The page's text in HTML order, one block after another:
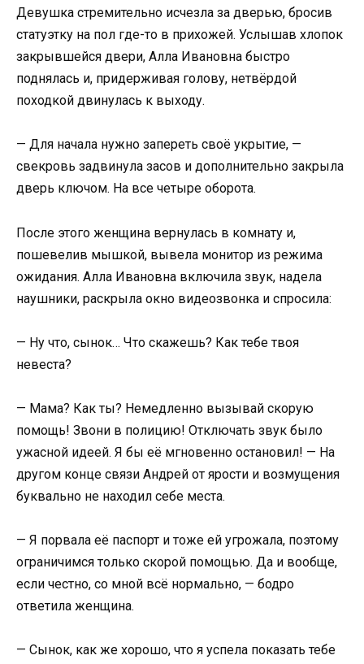
Девушка стремительно исчезла за дверью, бросив
статуэтку на пол где-то в прихожей. Услышав хлопок
закрывшейся двери, Алла Ивановна быстро
поднялась и, придерживая голову, нетвёрдой
походкой двинулась к выходу.
— Для начала нужно запереть своё укрытие, —
свекровь задвинула засов и дополнительно закрыла
дверь ключом. На все четыре оборота.
После этого женщина вернулась в комнату и,
пошевелив мышкой, вывела монитор из режима
ожидания. Алла Ивановна включила звук, надела
наушники, раскрыла окно видеозвонка и спросила:
— Ну что, сынок… Что скажешь? Как тебе твоя
невеста?
— Мама? Как ты? Немедленно вызывай скорую
помощь! Звони в полицию! Отключать звук было
ужасной идеей. Я бы её мгновенно остановил! — На
другом конце связи Андрей от ярости и возмущения
буквально не находил себе места.
— Я порвала её паспорт и тоже ей угрожала, поэтому
ограничимся только скорой помощью. Да и вообще,
если честно, со мной всё нормально, — бодро
ответила женщина.
— Сынок, как же хорошо, что я успела показать тебе